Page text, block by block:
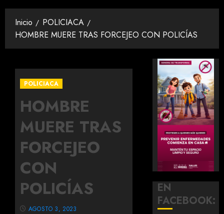
Inicio
POLICIACA
HOMBRE MUERE TRAS FORCEJEO CON POLICÍAS
POLICIACA
HOMBRE
MUERE TRAS
FORCEJEO
CON
POLICÍAS
AGOSTO 3, 2023
EN
FACEBOOK: